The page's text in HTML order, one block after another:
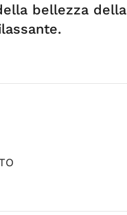
bellezza della